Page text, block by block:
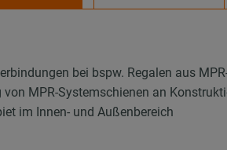
bei bspw. Regalen aus
von MPR-Systemschienen an
im Innen- und Außenbereich